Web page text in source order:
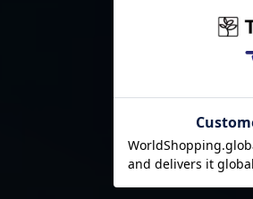
どんなに時代
果た